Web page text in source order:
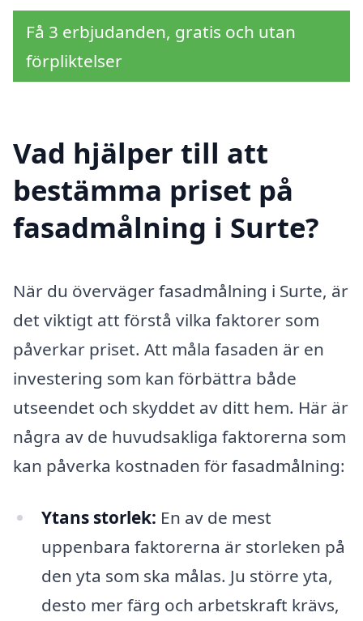
Få 3 erbjudanden, gratis och utan
förpliktelser
Vad hjälper till att
bestämma priset på
fasadmålning i Surte?
När du överväger fasadmålning i Surte, är
det viktigt att förstå vilka faktorer som
påverkar priset. Att måla fasaden är en
investering som kan förbättra både
utseendet och skyddet av ditt hem. Här är
några av de huvudsakliga faktorerna som
kan påverka kostnaden för fasadmålning:
Ytans storlek: En av de mest
uppenbara faktorerna är storleken på
den yta som ska målas. Ju större yta,
desto mer färg och arbetskraft krävs,